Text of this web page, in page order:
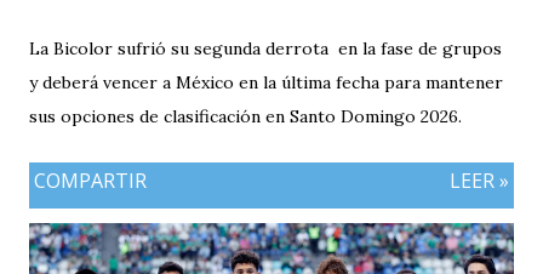
La Bicolor sufrió su segunda derrota en la fase de grupos
y deberá vencer a México en la última fecha para mantener
sus opciones de clasificación en Santo Domingo 2026.
COMPARTIR LEER »